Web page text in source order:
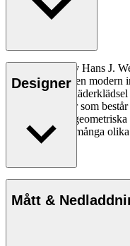
CH103 Soffa av Hans J.
passar perfekt i en
och traditionell
skapas av dynor som
ingår i en serie
för att passa på många
Designer
Den danske
vara en av de mest
genom tiderna, känd för
och sin kompromisslösa
nästan 500 stolar under
Mått &